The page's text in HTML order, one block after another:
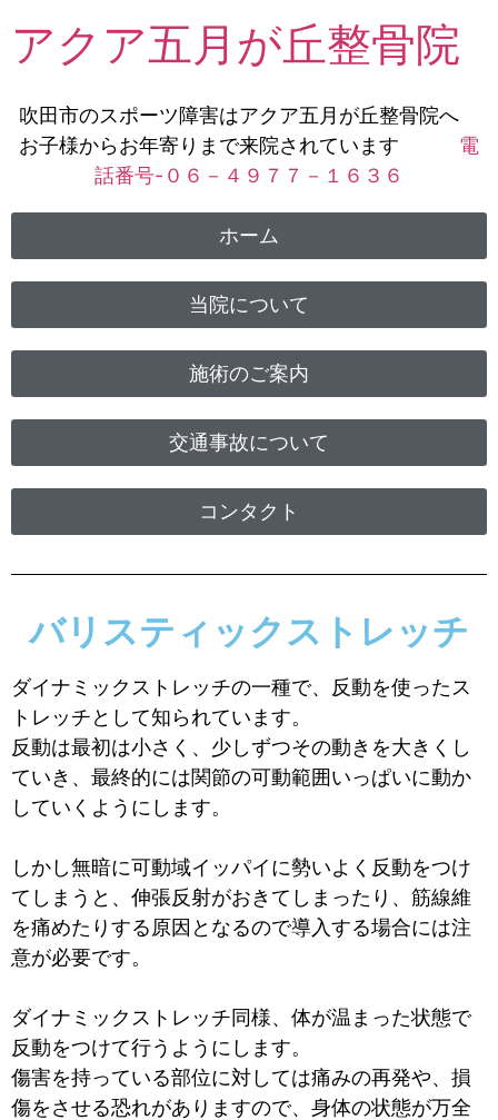
アクア五月が丘整骨院
吹田市のスポーツ障害はアクア五月が丘整骨院へ
お子様からお年寄りまで来院されています 電
話番号-０６－４９７７－１６３６
ホーム
当院について
施術のご案内
交通事故について
コンタクト
バリスティックストレッチ
ダイナミックストレッチの一種で、反動を使ったス
トレッチとして知られています。
反動は最初は小さく、少しずつその動きを大きくし
ていき、最終的には関節の可動範囲いっぱいに動か
していくようにします。
しかし無暗に可動域イッパイに勢いよく反動をつけ
てしまうと、伸張反射がおきてしまったり、筋線維
を痛めたりする原因となるので導入する場合には注
意が必要です。
ダイナミックストレッチ同様、体が温まった状態で
反動をつけて行うようにします。
傷害を持っている部位に対しては痛みの再発や、損
傷をさせる恐れがありますので、身体の状態が万全